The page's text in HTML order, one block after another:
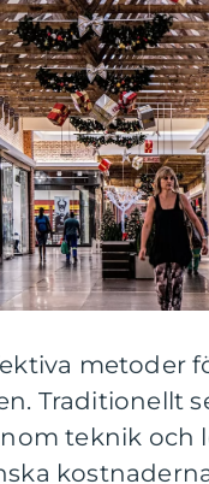
metoder
Traditionellt
teknik och